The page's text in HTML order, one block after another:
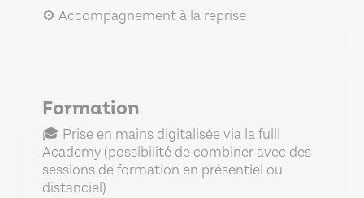
⚙️ Accompagnement à la reprise
Formation
🎓 Prise en mains digitalisée via la fulll
Academy (possibilité de combiner avec des
sessions de formation en présentiel ou
distanciel)